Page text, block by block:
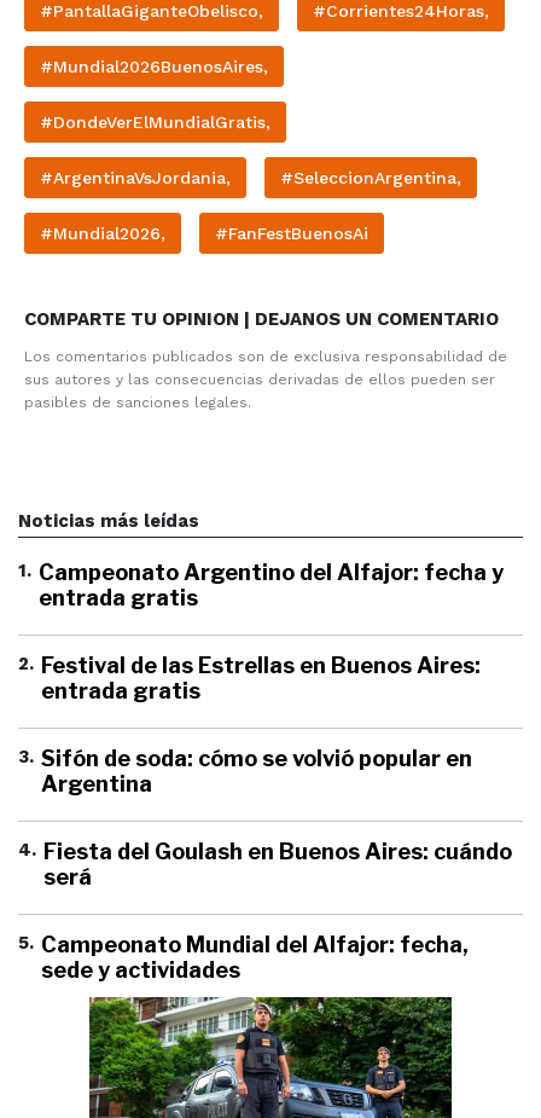
#PantallaGiganteObelisco, #Corrientes24Horas,
#Mundial2026BuenosAires,
#DondeVerElMundialGratis,
#ArgentinaVsJordania, #SeleccionArgentina,
#Mundial2026, #FanFestBuenosAi
COMPARTE TU OPINION | DEJANOS UN COMENTARIO
Los comentarios publicados son de exclusiva responsabilidad de
sus autores y las consecuencias derivadas de ellos pueden ser
pasibles de sanciones legales.
Noticias más leídas
1. Campeonato Argentino del Alfajor: fecha y
entrada gratis
2. Festival de las Estrellas en Buenos Aires:
entrada gratis
3. Sifón de soda: cómo se volvió popular en
Argentina
4. Fiesta del Goulash en Buenos Aires: cuándo
será
5. Campeonato Mundial del Alfajor: fecha,
sede y actividades